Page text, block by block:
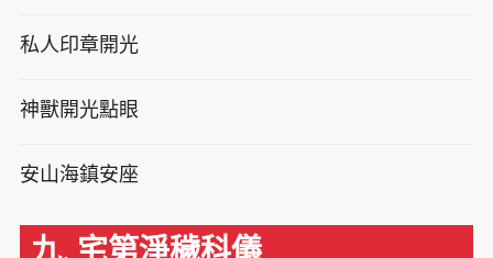
私人印章開光
神獸開光點眼
安山海鎮安座